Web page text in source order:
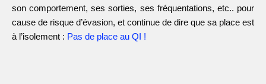
son comportement, ses sorties, ses fréquentations, etc.. pour
cause de risque d’évasion, et continue de dire que sa place est
à l’isolement : Pas de place au QI !